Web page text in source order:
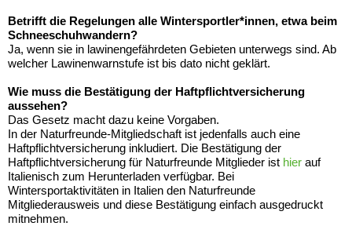
Betrifft die Regelungen alle Wintersportler*innen, etwa beim
Schneeschuhwandern?
Ja, wenn sie in lawinengefährdeten Gebieten unterwegs sind. Ab
welcher Lawinenwarnstufe ist bis dato nicht geklärt.
Wie muss die Bestätigung der Haftpflichtversicherung
aussehen?
Das Gesetz macht dazu keine Vorgaben.
In der Naturfreunde-Mitgliedschaft ist jedenfalls auch eine
Haftpflichtversicherung inkludiert. Die Bestätigung der
Haftpflichtversicherung für Naturfreunde Mitglieder ist hier auf
Italienisch zum Herunterladen verfügbar. Bei
Wintersportaktivitäten in Italien den Naturfreunde
Mitgliederausweis und diese Bestätigung einfach ausgedruckt
mitnehmen.